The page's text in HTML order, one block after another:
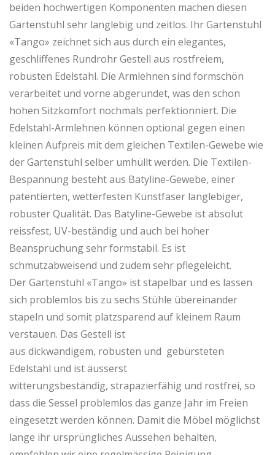
beiden hochwertigen Komponenten machen diesen
Gartenstuhl sehr langlebig und zeitlos. Ihr Gartenstuhl
«Tango» zeichnet sich aus durch ein elegantes,
geschliffenes Rundrohr Gestell aus rostfreiem,
robusten Edelstahl. Die Armlehnen sind formschön
verarbeitet und vorne abgerundet, was den schon
hohen Sitzkomfort nochmals perfektionniert. Die
Edelstahl-Armlehnen können optional gegen einen
kleinen Aufpreis mit dem gleichen Textilen-Gewebe wie
der Gartenstuhl selber umhüllt werden. Die Textilen-
Bespannung besteht aus Batyline-Gewebe, einer
patentierten, wetterfesten Kunstfaser langlebiger,
robuster Qualität. Das Batyline-Gewebe ist absolut
reissfest, UV-beständig und auch bei hoher
Beanspruchung sehr formstabil. Es ist
schmutzabweisend und zudem sehr pflegeleicht.
Der Gartenstuhl «Tango» ist stapelbar und es lassen
sich problemlos bis zu sechs Stühle übereinander
stapeln und somit platzsparend auf kleinem Raum
verstauen. Das Gestell ist
aus dickwandigem, robusten und gebürsteten
Edelstahl und ist äusserst
witterungsbeständig, strapazierfähig und rostfrei, so
dass die Sessel problemlos das ganze Jahr im Freien
eingesetzt werden können. Damit die Möbel möglichst
lange ihr ursprüngliches Aussehen behalten,